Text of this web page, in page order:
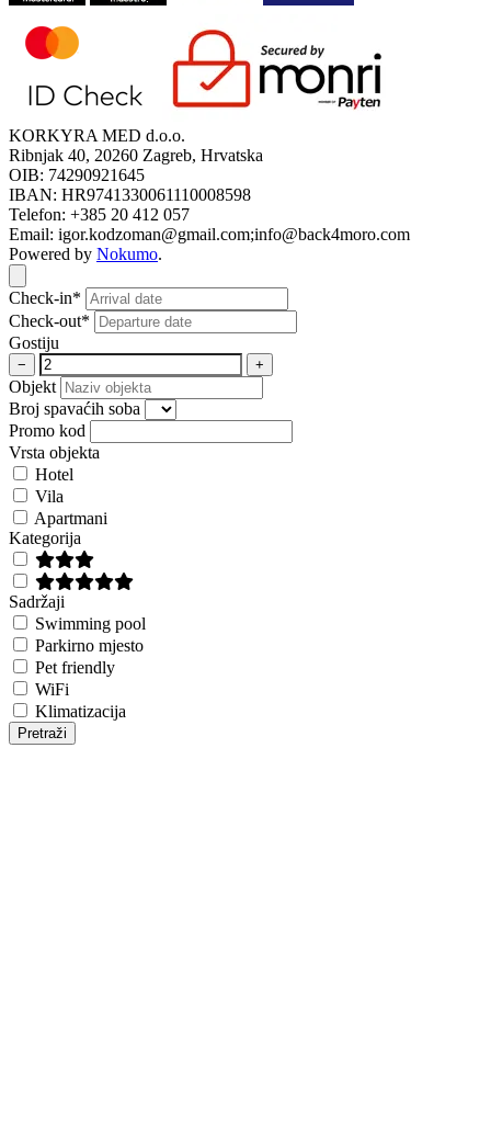
KORKYRA MED d.o.o.
Ribnjak 40, 20260 Zagreb, Hrvatska
OIB: 74290921645
IBAN: HR9741330061110008598
Telefon: +385 20 412 057
Email: igor.kodzoman@gmail.com;info@back4moro.com
Powered by Nokumo.
Close modal
Check-in*
Check-out*
Gostiju
− +
Objekt
Broj spavaćih soba
Promo kod
Vrsta objekta
Hotel
Vila
Apartmani
Kategorija
Sadržaji
Swimming pool
Parkirno mjesto
Pet friendly
WiFi
Klimatizacija
Pretraži